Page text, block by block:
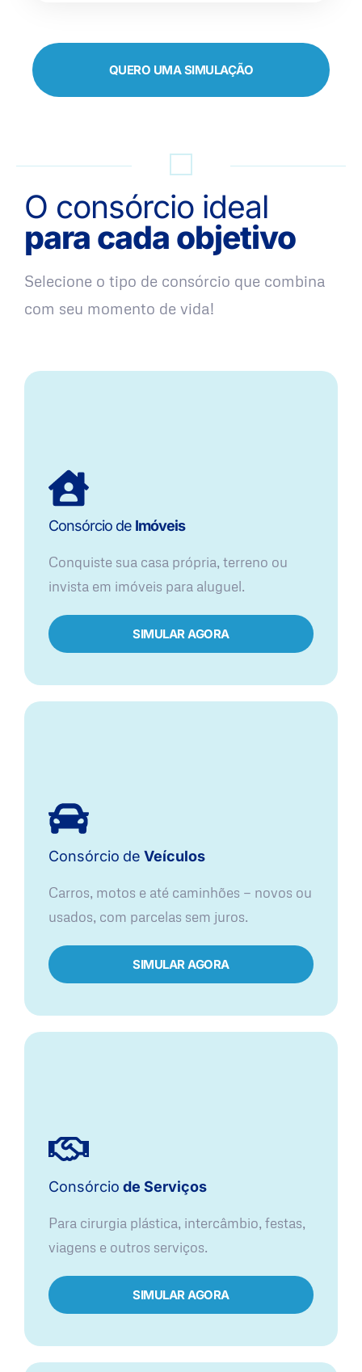
QUERO UMA SIMULAÇÃO
O consórcio ideal
para cada objetivo
Selecione o tipo de consórcio que combina
com seu momento de vida!
Consórcio de Imóveis
Conquiste sua casa própria, terreno ou
invista em imóveis para aluguel.
SIMULAR AGORA​
Consórcio de Veículos
Carros, motos e até caminhões — novos ou
usados, com parcelas sem juros.
SIMULAR AGORA
Consórcio de Serviços
Para cirurgia plástica, intercâmbio, festas,
viagens e outros serviços.
SIMULAR AGORA